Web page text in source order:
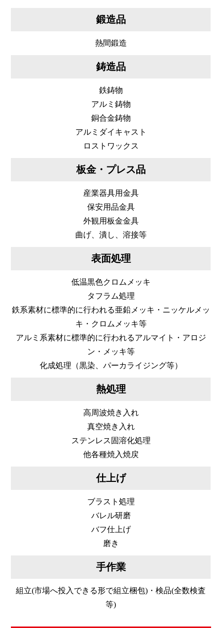
鍛造品
熱間鍛造
鋳造品
鉄鋳物
アルミ鋳物
銅合金鋳物
アルミダイキャスト
ロストワックス
板金・プレス品
産業器具用金具
保安用品金具
外観用板金金具
曲げ、潰し、溶接等
表面処理
低温黒色クロムメッキ
タフラム処理
鉄系素材に標準的に行われる亜鉛メッキ・ニッケルメッ
キ・クロムメッキ等
アルミ系素材に標準的に行われるアルマイト・アロジ
ン・メッキ等
化成処理（黒染、パーカライジング等）
熱処理
高周波焼き入れ
真空焼き入れ
ステンレス固溶化処理
他各種焼入焼戻
仕上げ
ブラスト処理
バレル研磨
バフ仕上げ
磨き
手作業
組立(市場へ投入できる形で組立梱包)・検品(全数検査
等)